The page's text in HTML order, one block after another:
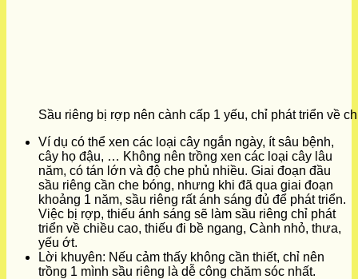
Sầu riêng bị rợp nên cành cấp 1 yếu, chỉ phát triển về
Ví dụ có thể xen các loại cây ngắn ngày, ít sâu bệnh,
cây họ đậu, … Không nên trồng xen các loại cây lâu
năm, có tán lớn và độ che phủ nhiều. Giai đoạn đầu
sầu riêng cần che bóng, nhưng khi đã qua giai đoạn
khoảng 1 năm, sầu riêng rất ánh sáng đủ để phát triển.
Việc bị rợp, thiếu ánh sáng sẽ làm sầu riêng chỉ phát
triển về chiều cao, thiếu đi bề ngang, Cành nhỏ, thưa,
yếu ớt.
Lời khuyên: Nếu cảm thấy không cần thiết, chỉ nên
trồng 1 mình sầu riêng là dễ công chăm sóc nhất.